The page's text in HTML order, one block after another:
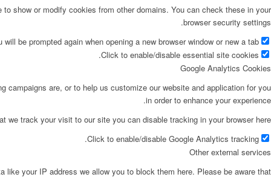
show or modify cookies from other domains. You can check these in your
browser security settings.
be prompted again when opening a new browser window or new a tab.
Click to enable/disable essential site cookies.
Google Analytics Cookies
campaigns are, or to help us customize our website and application for you
in order to enhance your experience.
we track your visit to our site you can disable tracking in your browser here:
Click to enable/disable Google Analytics tracking.
Other external services
your IP address we allow you to block them here. Please be aware that